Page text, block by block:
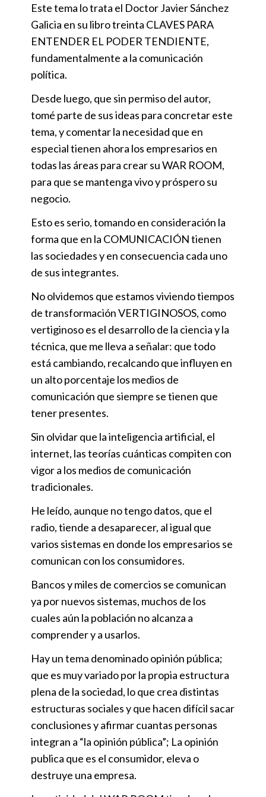
Este tema lo trata el Doctor Javier Sánchez
Galicia en su libro treinta CLAVES PARA
ENTENDER EL PODER TENDIENTE,
fundamentalmente a la comunicación
política.
Desde luego, que sin permiso del autor,
tomé parte de sus ideas para concretar este
tema, y comentar la necesidad que en
especial tienen ahora los empresarios en
todas las áreas para crear su WAR ROOM,
para que se mantenga vivo y próspero su
negocio.
Esto es serio, tomando en consideración la
forma que en la COMUNICACIÓN tienen
las sociedades y en consecuencia cada uno
de sus integrantes.
No olvidemos que estamos viviendo tiempos
de transformación VERTIGINOSOS, como
vertiginoso es el desarrollo de la ciencia y la
técnica, que me lleva a señalar: que todo
está cambiando, recalcando que influyen en
un alto porcentaje los medios de
comunicación que siempre se tienen que
tener presentes.
Sin olvidar que la inteligencia artificial, el
internet, las teorías cuánticas compiten con
vigor a los medios de comunicación
tradicionales.
He leído, aunque no tengo datos, que el
radio, tiende a desaparecer, al igual que
varios sistemas en donde los empresarios se
comunican con los consumidores.
Bancos y miles de comercios se comunican
ya por nuevos sistemas, muchos de los
cuales aún la población no alcanza a
comprender y a usarlos.
Hay un tema denominado opinión pública;
que es muy variado por la propia estructura
plena de la sociedad, lo que crea distintas
estructuras sociales y que hacen difícil sacar
conclusiones y afirmar cuantas personas
integran a “la opinión pública”; La opinión
publica que es el consumidor, eleva o
destruye una empresa.